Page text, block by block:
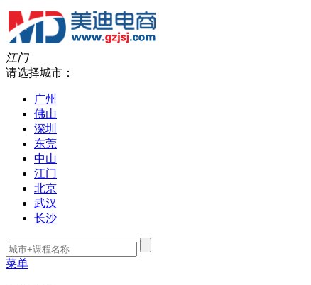
江门
请选择城市：
广州
佛山
深圳
东莞
中山
江门
北京
武汉
长沙
菜单